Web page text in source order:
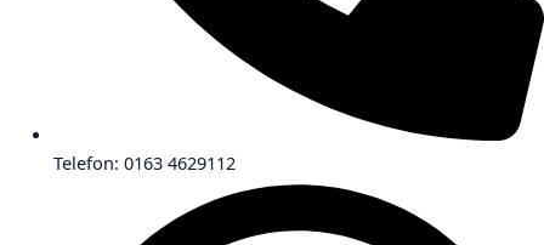
Telefon: 0163 4629112